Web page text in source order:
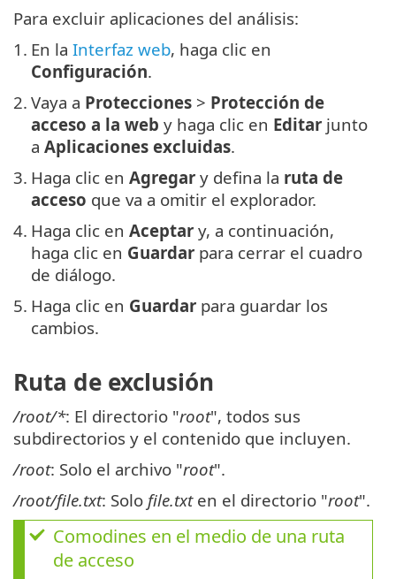
Para excluir aplicaciones del análisis:
1. En la Interfaz web, haga clic en
Configuración.
2. Vaya a Protecciones > Protección de
acceso a la web y haga clic en Editar junto
a Aplicaciones excluidas.
3. Haga clic en Agregar y defina la ruta de
acceso que va a omitir el explorador.
4. Haga clic en Aceptar y, a continuación,
haga clic en Guardar para cerrar el cuadro
de diálogo.
5. Haga clic en Guardar para guardar los
cambios.
Ruta de exclusión
/root/*: El directorio "root", todos sus
subdirectorios y el contenido que incluyen.
/root: Solo el archivo "root".
/root/file.txt: Solo file.txten el directorio "root".
Comodines en el medio de una ruta
de acceso